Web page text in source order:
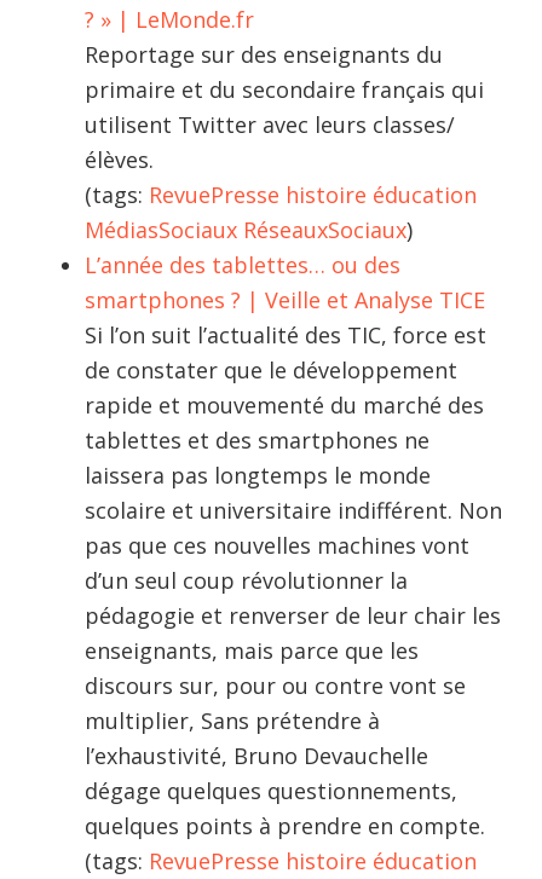
? » | LeMonde.fr
Reportage sur des enseignants du
primaire et du secondaire français qui
utilisent Twitter avec leurs classes/
élèves.
(tags: RevuePresse histoire éducation
MédiasSociaux RéseauxSociaux)
L’année des tablettes… ou des
smartphones ? | Veille et Analyse TICE
Si l’on suit l’actualité des TIC, force est
de constater que le développement
rapide et mouvementé du marché des
tablettes et des smartphones ne
laissera pas longtemps le monde
scolaire et universitaire indifférent. Non
pas que ces nouvelles machines vont
d’un seul coup révolutionner la
pédagogie et renverser de leur chair les
enseignants, mais parce que les
discours sur, pour ou contre vont se
multiplier, Sans prétendre à
l’exhaustivité, Bruno Devauchelle
dégage quelques questionnements,
quelques points à prendre en compte.
(tags: RevuePresse histoire éducation